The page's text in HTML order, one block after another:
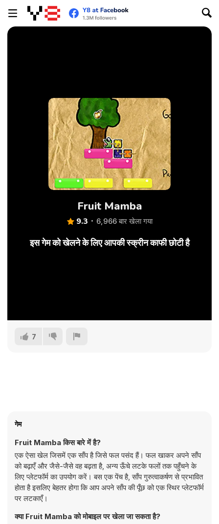
Fruit Mamba
9.3 6,966 बार खेला गया
इस गेम को खेलने के लिए आपकी स्क्रीन काफी छोटी है
7
गेम
Fruit Mamba किस बारे में है?
एक ऐसा खेल जिसमें एक साँप है जिसे फल पसंद हैं। फल खाकर अपने साँप
को बढ़ाएँ और जैसे-जैसे वह बढ़ता है, अन्य ऊँचे लटके फलों तक पहुँचने के
लिए प्लेटफॉर्म का उपयोग करें। बस एक पेंच है, साँप गुरुत्वाकर्षण से प्रभावित
होता है इसलिए बेहतर होगा कि आप अपने साँप की पूँछ को एक स्थिर प्लेटफॉर्म
पर लटकाएँ।
क्या Fruit Mamba को मोबाइल पर खेला जा सकता है?